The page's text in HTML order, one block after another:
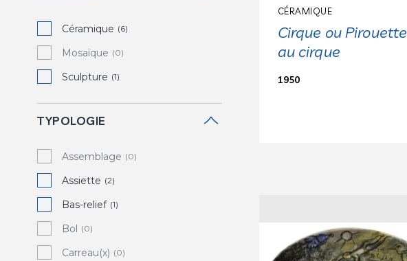
Céramique (6)
Mosaïque (0)
Sculpture (1)
TYPOLOGIE
Assemblage (0)
Assiette (2)
Bas-relief (1)
Bol (0)
Carreau(x) (0)
CÉRAMIQUE
Cirque ou Pirouette
au cirque
1950